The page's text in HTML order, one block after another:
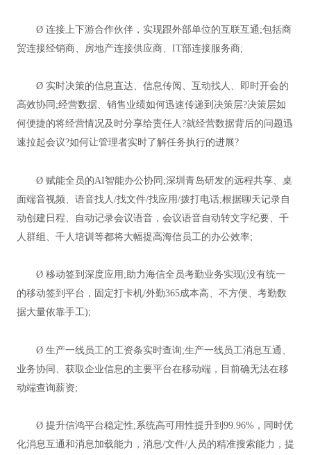
Ø 连接上下游合作伙伴，实现跟外部单位的互联互通;包括商
贸连接经销商、房地产连接供应商、IT部连接服务商;
Ø 实时决策的信息直达、信息传阅、互动找人、即时开会的
高效协同;经营数据、销售业绩如何迅速传递到决策层?决策层如
何便捷的将经营情况及时分享给责任人?就经营数据背后的问题迅
速拉起会议?如何让管理者实时了解任务执行的进展?
Ø 赋能全员的AI智能办公协同;深圳青岛研发的远程共享、桌
面端音视频、语音找人/找文件/找应用/拨打电话;根据聊天记录自
动创建日程、自动记录会议语音，会议语音自动转文字纪要、千
人群组、千人培训等都将大幅提高海信员工的办公效率;
Ø 移动签到深度应用;助力海信全员考勤业务实现(没有统一
的移动签到平台，固定打卡机/外勤365成本高、不方便、考勤数
据大量依靠手工);
Ø 生产一线员工的工资条实时查询;生产一线员工消息互通、
业务协同、获取企业信息的主要平台在移动端，目前确无法在移
动端查询薪资;
Ø 提升信鸿平台稳定性;系统高可用性提升到99.96%，同时优
化消息互通和消息加载能力，消息/文件/人员的精准搜索能力，提